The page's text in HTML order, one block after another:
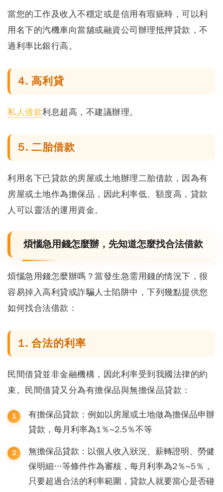
當您的工作及收入不穩定或是信用有瑕疵時，可以利
用名下的汽機車向當舖或融資公司辦理抵押貸款，不
過利率比銀行高。
4. 高利貸
私人借款利息超高，不建議辦理。
5. 二胎借款
利用名下已貸款的房屋或土地辦理二胎借款，因為有
房屋或土地作為擔保品，因此利率低、額度高，貸款
人可以靈活的運用資金。
煩惱急用錢怎麼辦，先知道怎麼找合法借款
煩惱急用錢怎麼辦嗎？當發生急需用錢的情況下，很
容易掉入高利貸或詐騙人士陷阱中，下列幾點提供您
如何找合法借款：
1. 合法的利率
民間借貸並非金融機構，因此利率受到我國法律的約
束。民間借貸又分為有擔保品與無擔保品貸款：
有擔保品貸款：例如以房屋或土地做為擔保品申辦
貸款，每月利率為1％~2.5％不等
無擔保品貸款：以個人收入狀況、薪轉證明、勞健
保明細…等條件作為審核，每月利率為2％~5％，
只要超過合法的利率範圍，貸款人就要當心是否碰